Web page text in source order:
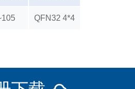
QFN32 4*4